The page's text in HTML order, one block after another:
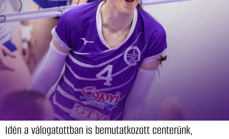
Idén a válogatottban is bemutatkozott centerünk,